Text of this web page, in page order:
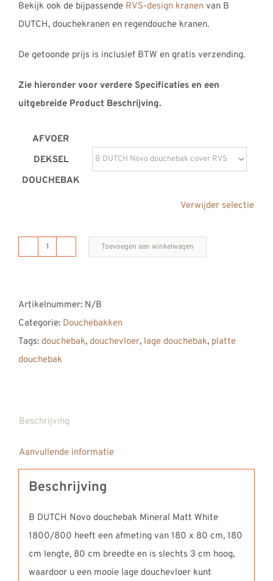
Bekijk ook de bijpassende RVS-design kranen van B
DUTCH, douchekranen en regendouche kranen.
De getoonde prijs is inclusief BTW en gratis verzending.
Zie hieronder voor verdere Specificaties en een
uitgebreide Product Beschrijving.
AFVOER
DEKSEL
DOUCHEBAK
Verwijder selectie
B
douchebak
Mineral
Matt
White
Toevoegen aan winkelwagen
Artikelnummer: N/B
Categorie: Douchebakken
Tags: douchebak, douchevloer, lage douchebak, platte
douchebak
Beschrijving
Aanvullende informatie
Beschrijving
B DUTCH Novo douchebak Mineral Matt White
1800/800 heeft een afmeting van 180 x 80 cm, 180
cm lengte, 80 cm breedte en is slechts 3 cm hoog,
waardoor u een mooie lage douchevloer kunt